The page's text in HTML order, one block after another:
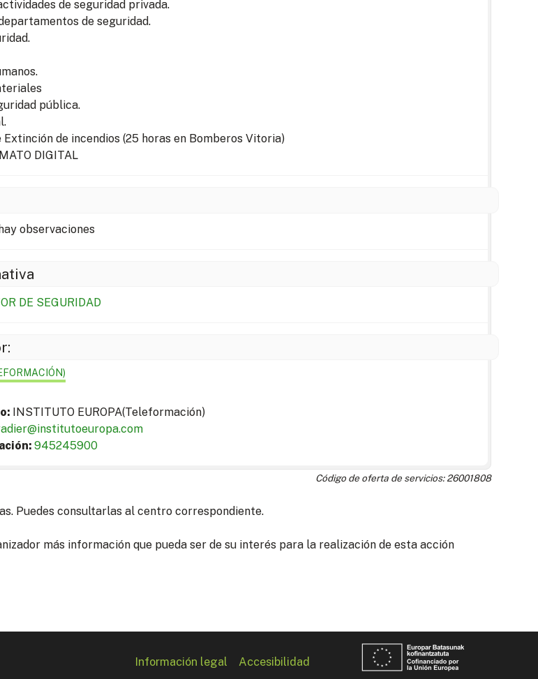
de seguridad privada.
de seguridad.
pública.
de incendios (25 horas en Bomberos Vitoria)
DIGITAL
observaciones
DE SEGURIDAD
INSTITUTO EUROPA(Teleformación)
945245900
Código de oferta de servicios: 26001808
Puedes consultarlas al centro correspondiente.
más información que pueda ser de su interés para la realización de esta acción
Información legal Accesibilidad